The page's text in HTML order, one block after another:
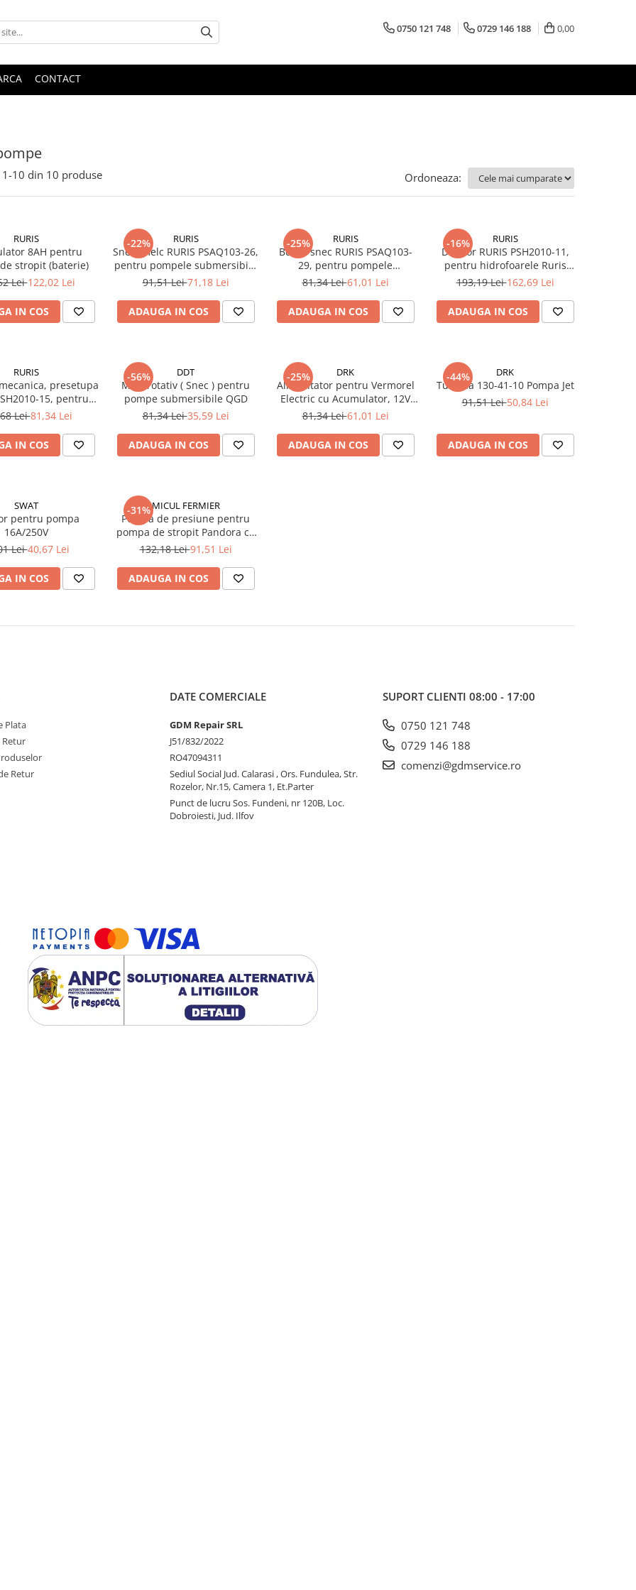
0750 121 748 0729 146 188 0,00
CONTACT
1-10 din 10 produse Ordoneaza:
RURIS
8AH pentru
stropit (baterie)
Lei122,02 Lei
IN COS
-22% RURIS
Snec, melc RURIS PSAQ103-26,
pentru pompele submersibile
Ruris Aqua 103
91,51 Lei71,18 Lei
ADAUGA IN COS
-25% RURIS
Bucsa snec RURIS PSAQ103-
29, pentru pompele
submersibile Ruris Aqua 103
81,34 Lei61,01 Lei
ADAUGA IN COS
-16% RURIS
Difuzor RURIS PSH2010-11,
pentru hidrofoarele Ruris
AquaPower 2010
193,19 Lei162,69 Lei
ADAUGA IN COS
RURIS
presetupa
15, pentru
Ruris AquaPower
Lei81,34 Lei
IN COS
-56% DDT
Melc rotativ ( Snec ) pentru
pompe submersibile QGD
81,34 Lei35,59 Lei
ADAUGA IN COS
-25% DRK
Alimentator pentru Vermorel
Electric cu Acumulator, 12V
1.1A
81,34 Lei61,01 Lei
ADAUGA IN COS
-44% DRK
Turbina 130-41-10 Pompa Jet
91,51 Lei50,84 Lei
ADAUGA IN COS
SWAT
pentru pompa
16A/250V
Lei40,67 Lei
IN COS
-31%MICUL FERMIER
Pompa de presiune pentru
pompa de stropit Pandora cu
filet
132,18 Lei91,51 Lei
ADAUGA IN COS
Plata
Retur
Retur
DATE COMERCIALE
GDM Repair SRL
J51/832/2022
RO47094311
Sediul Social Jud. Calarasi , Ors. Fundulea, Str.
Rozelor, Nr.15, Camera 1, Et.Parter
Punct de lucru Sos. Fundeni, nr 120B, Loc.
Dobroiesti, Jud. Ilfov
SUPORT CLIENTI 08:00 - 17:00
0750 121 748
0729 146 188
comenzi@gdmservice.ro